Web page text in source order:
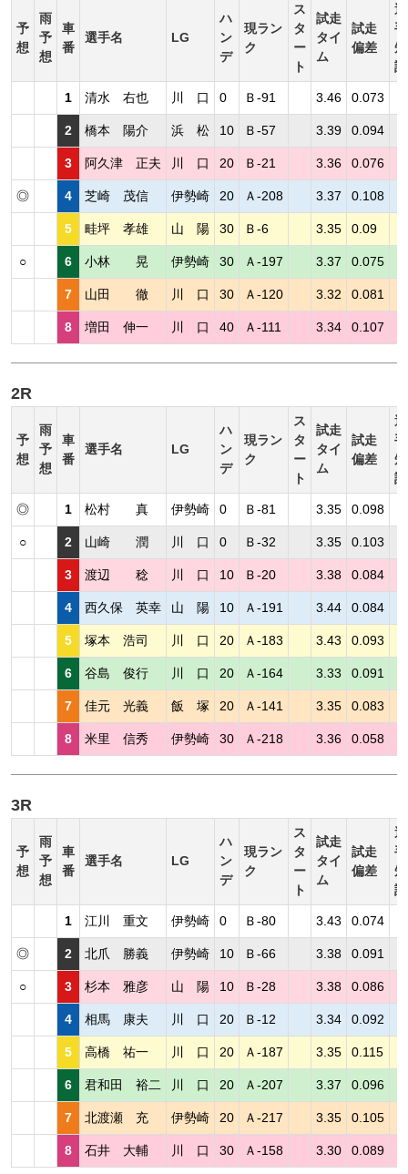
予
想
雨
予
想
車
番
選手名 LG
ハ
ン
デ
現ラン
ク
ス
タ
ー
ト
試走
タイ
ム
試走
偏差
選
手
短
評
1 清水 右也 川 口 0 Ｂ-91 3.46 0.073
2 橋本 陽介 浜 松 10 Ｂ-57 3.39 0.094
3 阿久津 正夫 川 口 20 Ｂ-21 3.36 0.076
◎ 4 芝崎 茂信 伊勢崎 20 Ａ-208 3.37 0.108
5 畦坪 孝雄 山 陽 30 Ｂ-6 3.35 0.09
○ 6 小林 晃 伊勢崎 30 Ａ-197 3.37 0.075
7 山田 徹 川 口 30 Ａ-120 3.32 0.081
8 増田 伸一 川 口 40 Ａ-111 3.34 0.107
2R
予
想
雨
予
想
車
番
選手名 LG
ハ
ン
デ
現ラン
ク
ス
タ
ー
ト
試走
タイ
ム
試走
偏差
選
手
短
評
◎ 1 松村 真 伊勢崎 0 Ｂ-81 3.35 0.098
○ 2 山崎 潤 川 口 0 Ｂ-32 3.35 0.103
3 渡辺 稔 川 口 10 Ｂ-20 3.38 0.084
4 西久保 英幸 山 陽 10 Ａ-191 3.44 0.084
5 塚本 浩司 川 口 20 Ａ-183 3.43 0.093
6 谷島 俊行 川 口 20 Ａ-164 3.33 0.091
7 佳元 光義 飯 塚 20 Ａ-141 3.35 0.083
8 米里 信秀 伊勢崎 30 Ａ-218 3.36 0.058
3R
予
想
雨
予
想
車
番
選手名 LG
ハ
ン
デ
現ラン
ク
ス
タ
ー
ト
試走
タイ
ム
試走
偏差
選
手
短
評
1 江川 重文 伊勢崎 0 Ｂ-80 3.43 0.074
◎ 2 北爪 勝義 伊勢崎 10 Ｂ-66 3.38 0.091
○ 3 杉本 雅彦 山 陽 10 Ｂ-28 3.38 0.086
4 相馬 康夫 川 口 20 Ｂ-12 3.34 0.092
5 高橋 祐一 川 口 20 Ａ-187 3.35 0.115
6 君和田 裕二 川 口 20 Ａ-207 3.37 0.096
7 北渡瀬 充 伊勢崎 20 Ａ-217 3.35 0.105
8 石井 大輔 川 口 30 Ａ-158 3.30 0.089